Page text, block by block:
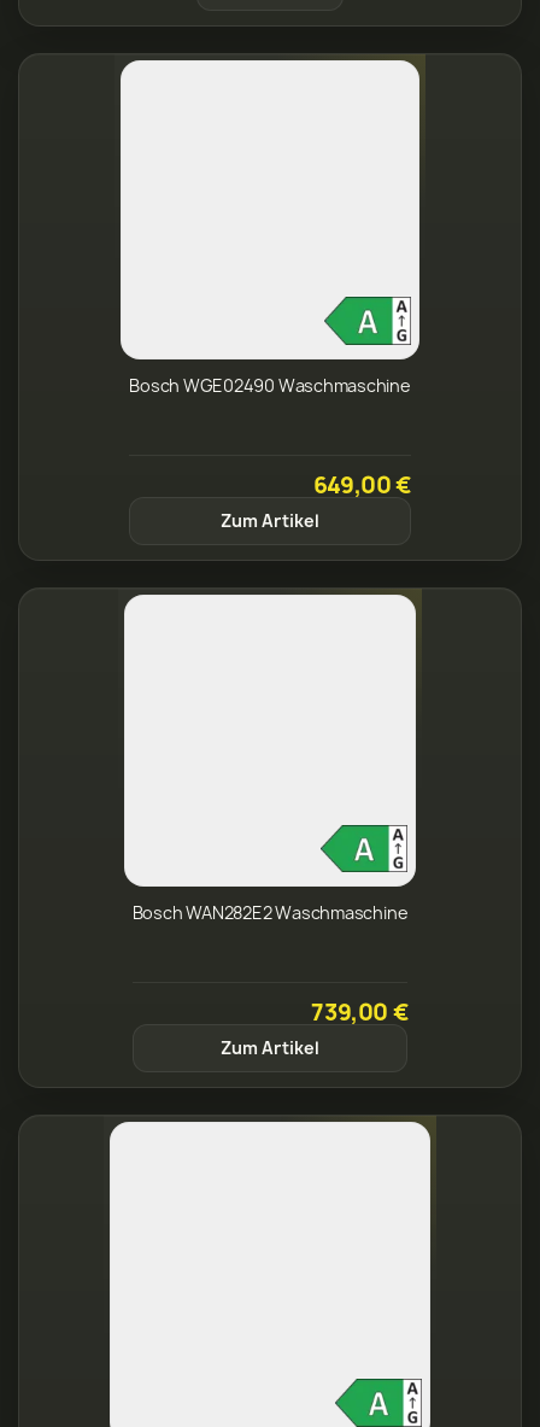
Bosch WGE02490 Waschmaschine
649,00 €
Zum Artikel
Bosch WAN282E2 Waschmaschine
739,00 €
Zum Artikel